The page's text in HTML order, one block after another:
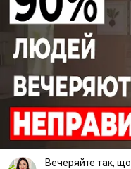
Вечеряйте так,